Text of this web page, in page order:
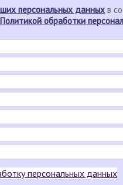
персональных данных в
Политикой обработки
персональных данных